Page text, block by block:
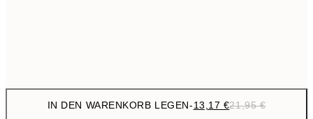
IN DEN WARENKORB LEGEN-13,17 €21,95 €